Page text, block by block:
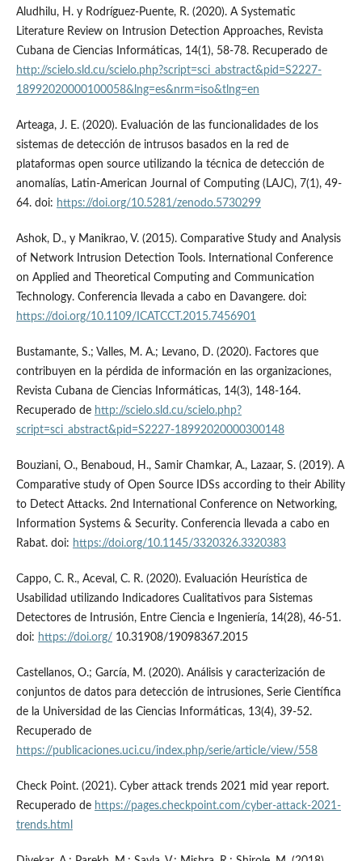
Aludhilu, H. y Rodríguez-Puente, R. (2020). A Systematic
Literature Review on Intrusion Detection Approaches, Revista
Cubana de Ciencias Informáticas, 14(1), 58-78. Recuperado de
http://scielo.sld.cu/scielo.php?script=sci_abstract&pid=S2227-
18992020000100058&lng=es&nrm=iso&tlng=en
Arteaga, J. E. (2020). Evaluación de las funcionalidades de los
sistemas de detección de intrusos basados en la red de
plataformas open source utilizando la técnica de detección de
anomalías, Latin-American Journal of Computing (LAJC), 7(1), 49-
64. doi: https://doi.org/10.5281/zenodo.5730299
Ashok, D., y Manikrao, V. (2015). Comparative Study and Analysis
of Network Intrusion Detection Tools. International Conference
on Applied and Theoretical Computing and Communication
Technology. Conferencia llevada a cabo en Davangere. doi:
https://doi.org/10.1109/ICATCCT.2015.7456901
Bustamante, S.; Valles, M. A.; Levano, D. (2020). Factores que
contribuyen en la pérdida de información en las organizaciones,
Revista Cubana de Ciencias Informáticas, 14(3), 148-164.
Recuperado de http://scielo.sld.cu/scielo.php?
script=sci_abstract&pid=S2227-18992020000300148
Bouziani, O., Benaboud, H., Samir Chamkar, A., Lazaar, S. (2019). A
Comparative study of Open Source IDSs according to their Ability
to Detect Attacks. 2nd International Conference on Networking,
Information Systems & Security. Conferencia llevada a cabo en
Rabat. doi: https://doi.org/10.1145/3320326.3320383
Cappo, C. R., Aceval, C. R. (2020). Evaluación Heurística de
Usabilidad utilizando Indicadores Cualitativos para Sistemas
Detectores de Intrusión, Entre Ciencia e Ingeniería, 14(28), 46-51.
doi: https://doi.org/10.31908/19098367.2015
Castellanos, O.; García, M. (2020). Análisis y caracterización de
conjuntos de datos para detección de intrusiones, Serie Científica
de la Universidad de las Ciencias Informáticas, 13(4), 39-52.
Recuperado de
https://publicaciones.uci.cu/index.php/serie/article/view/558
Check Point. (2021). Cyber attack trends 2021 mid year report.
Recuperado de https://pages.checkpoint.com/cyber-attack-2021-
trends.html